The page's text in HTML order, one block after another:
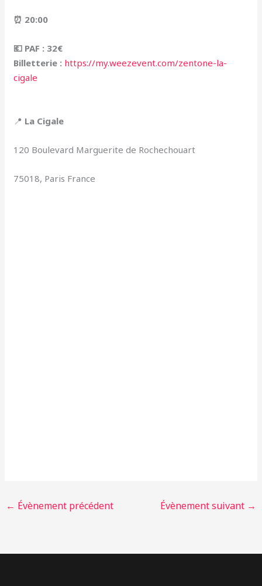
⏰ 20:00
💶 PAF : 32€
Billetterie : https://my.weezevent.com/zentone-la-
cigale
📍 La Cigale
120 Boulevard Marguerite de Rochechouart
75018, Paris France
← Évènement précédent Évènement suivant →